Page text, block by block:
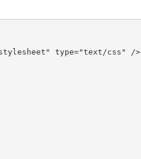
type="text/css" />